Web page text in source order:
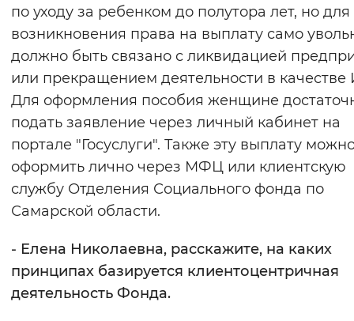
по уходу за ребенком до полутора лет, но для
возникновения права на выплату само
должно быть связано с ликвидацией
или прекращением деятельности в качестве
Для оформления пособия женщине
подать заявление через личный кабинет на
портале "Госуслуги". Также эту выплату
оформить лично через МФЦ или клиентскую
службу Отделения Социального фонда по
Самарской области.
- Елена Николаевна, расскажите, на каких
принципах базируется клиентоцентричная
деятельность Фонда.